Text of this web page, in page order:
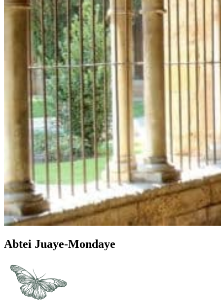
Abtei Juaye-Mondaye